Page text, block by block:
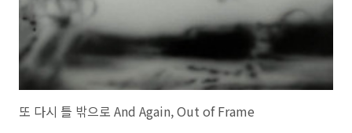
또 다시 틀 밖으로 And Again, Out of Frame